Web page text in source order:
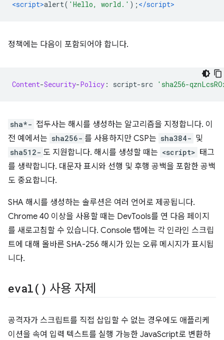
<script>alert( 'Hello, world.' ); </script>
정책에는 다음이 포함되어야 합니다.
Content-Security-Policy : script-src 'sha256-
sha*- 접두사는 해시를 생성하는 알고리즘을 지정합니다. 이
전 예에서는 sha256- 를 사용하지만 CSP는 sha384- 및
sha512- 도 지원합니다. 해시를 생성할 때는 <script> 태그
를 생략합니다. 대문자 표시와 선행 및 후행 공백을 포함한 공백
도 중요합니다.
SHA 해시를 생성하는 솔루션은 여러 언어로 제공됩니다.
Chrome 40 이상을 사용할 때는 DevTools를 연 다음 페이지
를 새로고침할 수 있습니다. Console 탭에는 각 인라인 스크립
트에 대해 올바른 SHA-256 해시가 있는 오류 메시지가 표시됩
니다.
eval( ) 사용 자제
공격자가 스크립트를 직접 삽입할 수 없는 경우에도 애플리케
이션을 속여 입력 텍스트를 실행 가능한 JavaScript로 변환하